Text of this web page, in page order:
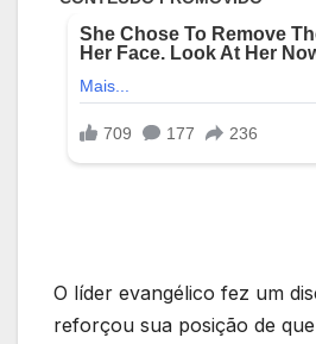
O líder evangélico fez um
reforçou sua posição de